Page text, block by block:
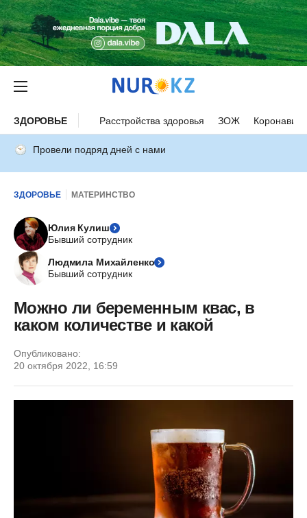
ЗДОРОВЬЕ Расстройства здоровья ЗОЖ
Провели подряд дней с нами
ЗДОРОВЬЕ МАТЕРИНСТВО
Юлия Кулиш
Бывший сотрудник
Людмила Михайленко
Бывший сотрудник
Можно ли беременным квас, в
каком количестве и какой
Опубликовано:
20 октября 2022, 16:59